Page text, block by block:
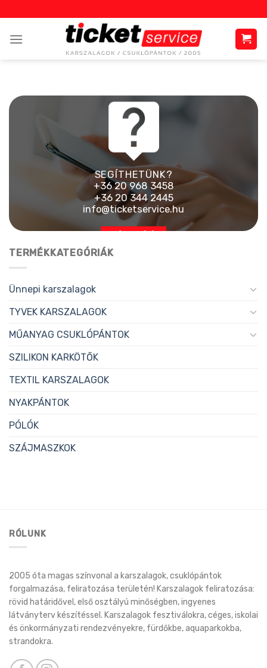
content
SEGÍTHETÜNK?
+36 20 968 3458
+36 20 344 2445
info@ticketservice.hu
TERMÉKKATEGÓRIÁK
Ünnepi karszalagok
TYVEK KARSZALAGOK
MŰANYAG CSUKLÓPÁNTOK
SZILIKON KARKÖTŐK
TEXTIL KARSZALAGOK
NYAKPÁNTOK
PÓLÓK
SZÁJMASZKOK
RÓLUNK
2005 óta magas színvonal a karszalagok, csuklópántok
forgalmazása, feliratozása területén! Karszalagok feliratozása:
rövid határidővel, első osztályú minőségben, ingyenes
látványterv készítéssel. Karszalagok fesztiválokra, céges, iskolai
és önkormányzati rendezvényekre, fürdőkbe, aquaparkokba,
strandokra.